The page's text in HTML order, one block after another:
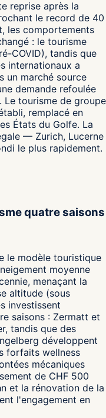
reprise après la
le record de 40
les comportements
: le tourisme
COVID), tandis que
internationaux a
un marché source
demande refoulée
Le tourisme de groupe
remplacé en
États du Golfe. La
— Zurich, Lucerne
le plus rapidement.
quatre saisons
le modèle touristique
moyenne
menaçant la
altitude (sous
investissent
saisons : Zermatt et
tandis que des
développent
forfaits wellness
mécaniques
de CHF 500
et la rénovation de la
l'engagement en